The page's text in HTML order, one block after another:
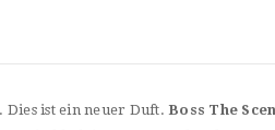
ist ein neuer Duft. Boss The